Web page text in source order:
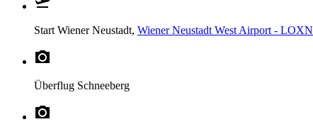
Start Wiener Neustadt, Wiener Neustadt West Airport - LOXN
Überflug Schneeberg